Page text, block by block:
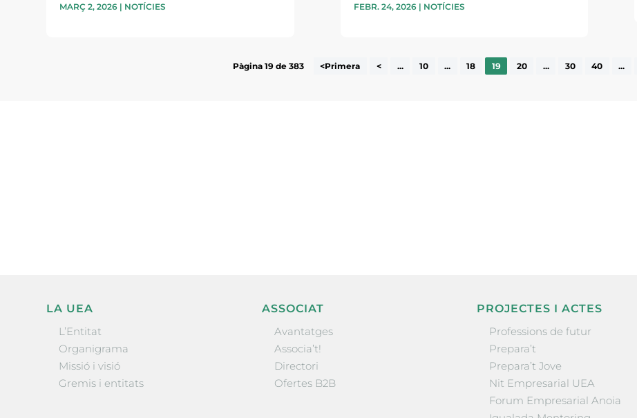
MARÇ 2, 2026 | NOTÍCIES FEBR. 24, 2026| NOTÍCIES
Pàgina 19 de 383 <Primera < ... 10 ... 18 19 20 ... 30 40 ...
LA UEA
L’Entitat
Organigrama
Missió i visió
Gremis i entitats
ASSOCIAT
Avantatges
Associa’t!
Directori
Ofertes B2B
PROJECTES I ACTES
Professions de futur
Prepara’t
Prepara’t Jove
Nit Empresarial UEA
Forum Empresarial Anoia